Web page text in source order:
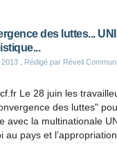
des luttes...
2013 , Rédigé par Réveil
Le 28 juin les
des luttes"
avec la multinationale
au pays et